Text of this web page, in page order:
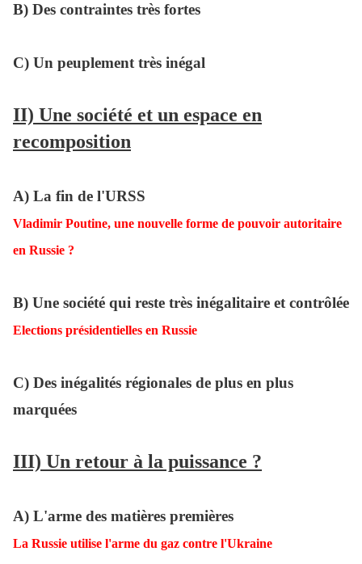
B) Des contraintes très fortes
C) Un peuplement très inégal
II) Une société et un espace en
recomposition
A) La fin de l'URSS
Vladimir Poutine, une nouvelle forme de pouvoir autoritaire
en Russie ?
B) Une société qui reste très inégalitaire et contrôlée
Elections présidentielles en Russie
C) Des inégalités régionales de plus en plus
marquées
III) Un retour à la puissance ?
A) L'arme des matières premières
La Russie utilise l'arme du gaz contre l'Ukraine